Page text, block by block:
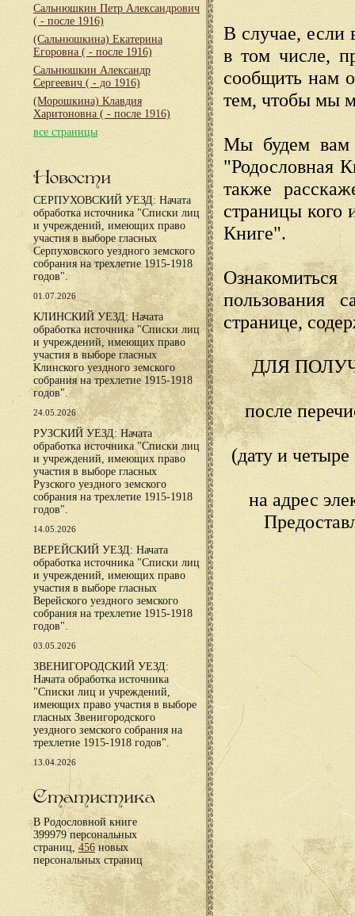
Сальнюшкин Петр Александрович
( - после 1916)
(Сальнюшкина) Екатерина
Егоровна ( - после 1916)
Сальнюшкин Александр
Сергеевич ( - до 1916)
(Морошкина) Клавдия
Харитоновна ( - после 1916)
все страницы
Новости
СЕРПУХОВСКИЙ УЕЗД: Начата
обработка источника "Списки лиц
и учреждений, имеющих право
участия в выборе гласных
Серпуховского уездного земского
собрания на трехлетие 1915-1918
годов".
01.07.2026
КЛИНСКИЙ УЕЗД: Начата
обработка источника "Списки лиц
и учреждений, имеющих право
участия в выборе гласных
Клинского уездного земского
собрания на трехлетие 1915-1918
годов".
24.05.2026
РУЗСКИЙ УЕЗД: Начата
обработка источника "Списки лиц
и учреждений, имеющих право
участия в выборе гласных
Рузского уездного земского
собрания на трехлетие 1915-1918
годов".
14.05.2026
ВЕРЕЙСКИЙ УЕЗД: Начата
обработка источника "Списки лиц
и учреждений, имеющих право
участия в выборе гласных
Верейского уездного земского
собрания на трехлетие 1915-1918
годов".
03.05.2026
ЗВЕНИГОРОДСКИЙ УЕЗД:
Начата обработка источника
"Списки лиц и учреждений,
имеющих право участия в выборе
гласных Звенигородского
уездного земского собрания на
трехлетие 1915-1918 годов".
13.04.2026
Статистика
В Родословной книге
399979 персональных
страниц,456новых
персональных страниц
В случае, если
в том числе,
сообщить нам
тем, чтобы мы
Мы будем вам
"Родословная
также
страницы кого
Книге".
пользования
странице,
ДЛЯ
после
(дату и
на адрес